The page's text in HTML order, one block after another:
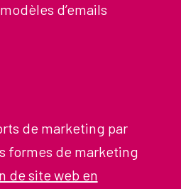
d’emails
de marketing par
formes de marketing
de site web en